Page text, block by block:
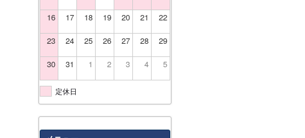
16 17 18 19 20 21 22
23 24 25 26 27 28 29
30 31 1 2 3 4 5
定休日